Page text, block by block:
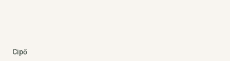
Cipő